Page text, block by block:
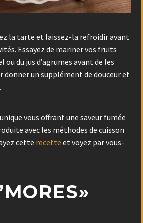
la tarte et laissez-la refroidir avant
Essayez de mariner vos fruits
ou du jus d’agrumes avant de les
donner un supplément de douceur et
vous offrant une saveur fumée
avec les méthodes de cuisson
cette recette et voyez par vous-